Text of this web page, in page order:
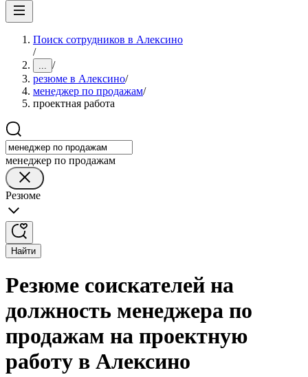
Поиск сотрудников в Алексино
/
... /
резюме в Алексино/
менеджер по продажам/
проектная работа
менеджер по продажам
Резюме
Найти
Резюме соискателей на
должность менеджера по
продажам на проектную
работу в Алексино